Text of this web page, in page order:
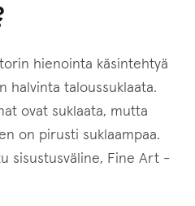
hienointa käsintehtyä
halvinta taloussuklaata.
ovat suklaata, mutta
on pirusti suklaampaa.
sisustusväline, Fine Art -